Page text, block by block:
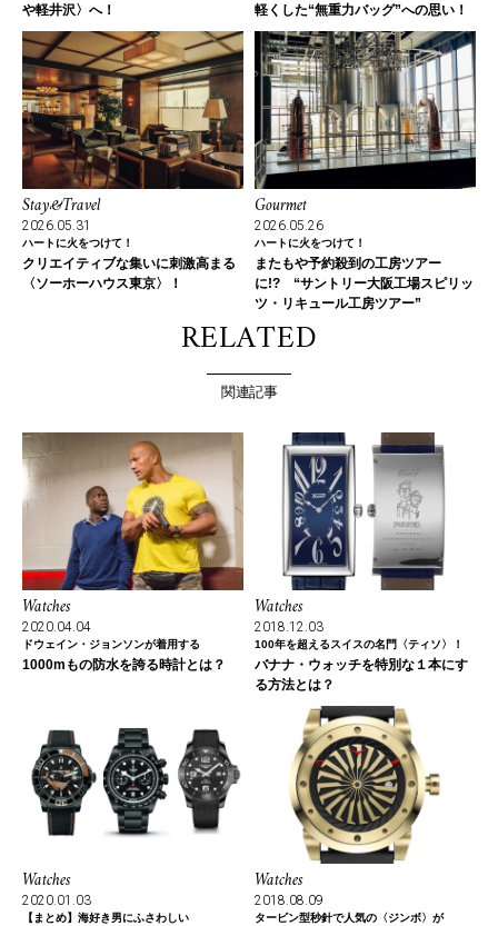
や軽井沢〉へ！
軽くした“無重力バッグ”への思い！
Stay&Travel
2026.05.31
ハートに火をつけて！
クリエイティブな集いに刺激高まる
〈ソーホーハウス東京〉！
Gourmet
2026.05.26
ハートに火をつけて！
またもや予約殺到の工房ツアー
に!? “サントリー大阪工場スピリッ
ツ・リキュール工房ツアー”
RELATED
関連記事
Watches
2020.04.04
ドウェイン・ジョンソンが着用する
1000mもの防水を誇る時計とは？
Watches
2018.12.03
100年を超えるスイスの名門〈ティソ〉！
バナナ・ウォッチを特別な１本にす
る方法とは？
Watches
2020.01.03
【まとめ】海好き男にふさわしい
Watches
2018.08.09
タービン型秒針で人気の〈ジンボ〉が